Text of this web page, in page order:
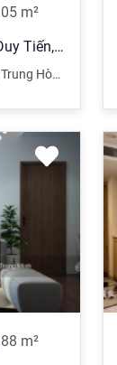
m²
Bán gấp toà VP mới Khuất Duy Tiến, 105, MT 7m, 10 tầng, vị trí quá đẹp, vỉa hè 8m, giá đầu tư ngon
Hòa
88 m²